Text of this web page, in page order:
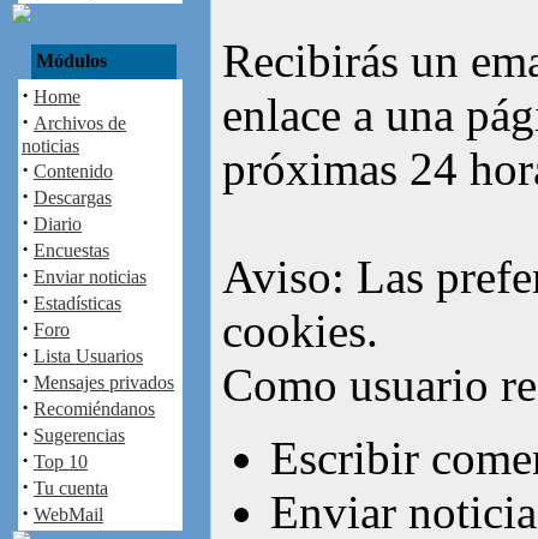
Módulos
· Home
· Archivos de
noticias
· Contenido
· Descargas
· Diario
· Encuestas
· Enviar noticias
· Estadísticas
· Foro
· Lista Usuarios
· Mensajes privados
· Recomiéndanos
· Sugerencias
· Top 10
· Tu cuenta
· WebMail
Recibirás un
enlace a una
próximas 24
Aviso: Las
cookies.
Como usuario
Escribir
Enviar